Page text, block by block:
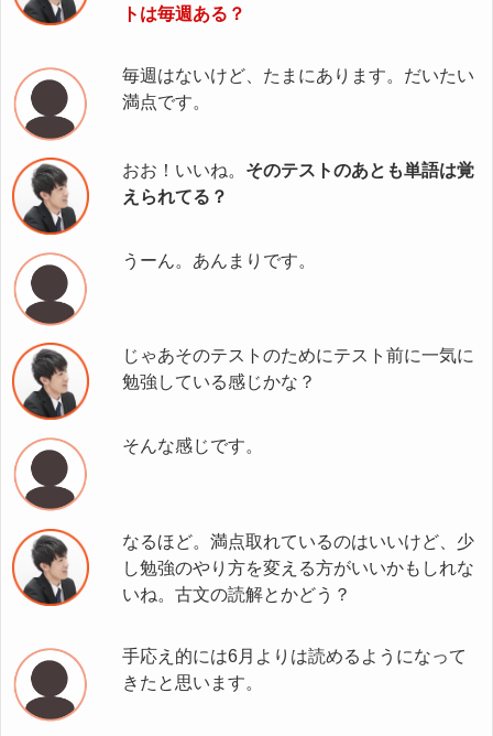
トは毎週ある？
毎週はないけど、たまにあります。だいたい
満点です。
おお！いいね。 そのテストのあとも単語は覚
えられてる？
うーん。あんまりです。
じゃあそのテストのためにテスト前に一気に
勉強している感じかな？
そんな感じです。
なるほど。満点取れているのはいいけど、少
し勉強のやり方を変える方がいいかもしれな
いね。古文の読解とかどう？
手応え的には6月よりは読めるようになって
きたと思います。